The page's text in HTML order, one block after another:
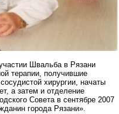
Швальба в Рязани
терапии, получившие
хирургии, начаты
а затем и отделение
Совета в сентябре 2007
города Рязани».